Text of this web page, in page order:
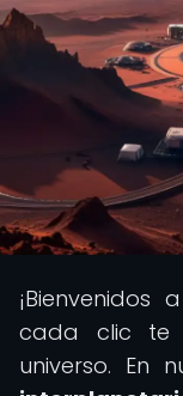
¡Bienvenidos a
cada clic te
universo. En